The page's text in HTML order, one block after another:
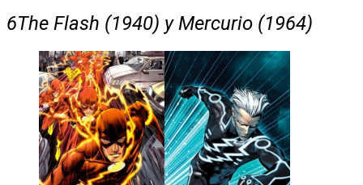
6The Flash (1940) y Mercurio (1964)